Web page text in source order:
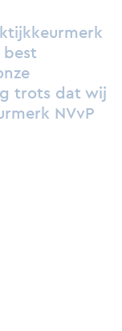
best
trots dat wij
NVvP